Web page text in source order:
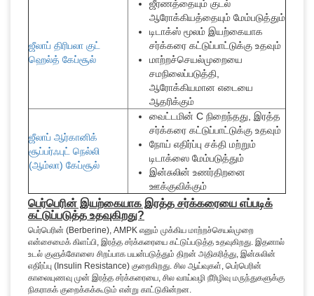
ஜீலாப் திரிபலா குட்
ஹெல்த் கேப்சூல்
ஜீரணத்தையும் குடல்
ஆரோக்கியத்தையும் மேம்படுத்தும்
டிடாக்ஸ் மூலம் இயற்கையாக
சர்க்கரை கட்டுப்பாட்டுக்கு உதவும்
மாற்றச்செயல்முறையை
சமநிலைப்படுத்தி,
ஆரோக்கியமான எடையை
ஆதரிக்கும்
ஜீலாப் ஆர்கானிக்
சூப்பர்ஃபுட் நெல்லி
(ஆம்லா) கேப்சூல்
வைட்டமின் C நிறைந்தது, இரத்த
சர்க்கரை கட்டுப்பாட்டுக்கு உதவும்
நோய் எதிர்ப்பு சக்தி மற்றும்
டிடாக்ஸை மேம்படுத்தும்
இன்சுலின் உணர்திறனை
ஊக்குவிக்கும்
பெர்பெரின் இயற்கையாக இரத்த சர்க்கரையை எப்படிக்
கட்டுப்படுத்த உதவுகிறது?
பெர்பெரின் (Berberine), AMPK எனும் முக்கிய மாற்றச்செயல்முறை
என்சைமைக் கிளப்பி, இரத்த சர்க்கரையை கட்டுப்படுத்த உதவுகிறது. இதனால்
உடல் குளுக்கோஸை சிறப்பாக பயன்படுத்தும் திறன் அதிகரித்து, இன்சுலின்
எதிர்ப்பு (Insulin Resistance) குறைகிறது. சில ஆய்வுகள், பெர்பெரின்
காலையுணவு முன் இரத்த சர்க்கரையை, சில வாய்வழி நீரிழிவு மருந்துகளுக்கு
நிகராகக் குறைக்கக்கூடும் என்று காட்டுகின்றன.